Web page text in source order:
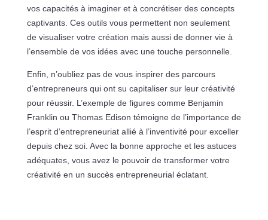
vos capacités à imaginer et à concrétiser des concepts
captivants. Ces outils vous permettent non seulement
de visualiser votre création mais aussi de donner vie à
l’ensemble de vos idées avec une touche personnelle.
Enfin, n’oubliez pas de vous inspirer des parcours
d’entrepreneurs qui ont su capitaliser sur leur créativité
pour réussir. L’exemple de figures comme Benjamin
Franklin ou Thomas Edison témoigne de l’importance de
l’esprit d’entrepreneuriat allié à l’inventivité pour exceller
depuis chez soi. Avec la bonne approche et les astuces
adéquates, vous avez le pouvoir de transformer votre
créativité en un succès entrepreneurial éclatant.